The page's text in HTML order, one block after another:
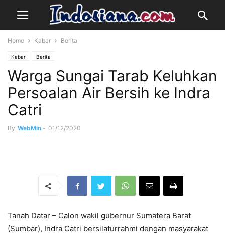
Home Kabar Berita
Kabar Berita
Warga Sungai Tarab Keluhkan
Persoalan Air Bersih ke Indra
Catri
By WebMin - 01/12/2020
Tanah Datar – Calon wakil gubernur Sumatera Barat
(Sumbar), Indra Catri bersilaturrahmi dengan masyarakat